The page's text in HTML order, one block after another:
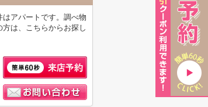
アパートです。調べ物
は、こちらからお探し